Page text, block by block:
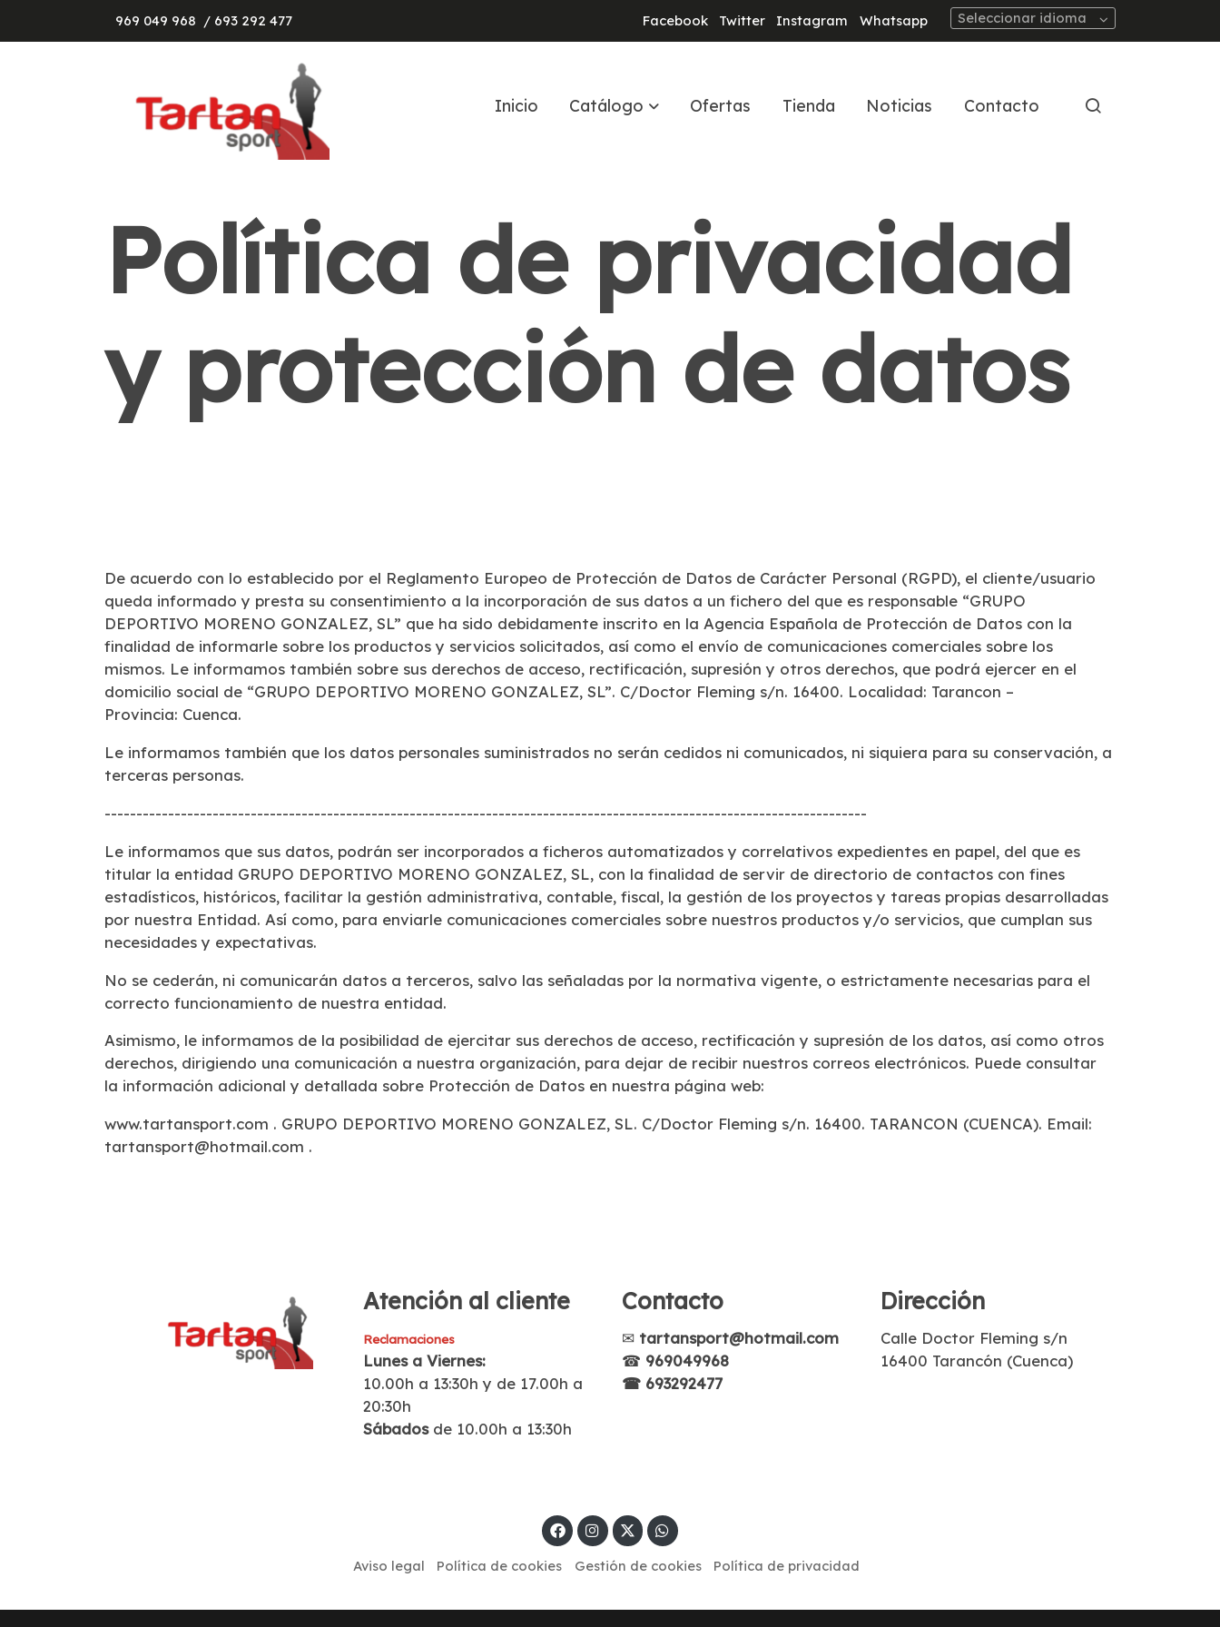
969 049 968 / 693 292 477 Facebook Twitter Instagram Whatsapp Seleccionar idioma
Inicio Catálogo Ofertas Tienda Noticias Contacto
Política de privacidad
y protección de datos
De acuerdo con lo establecido por el Reglamento Europeo de Protección de Datos de Carácter Personal (RGPD), el cliente/usuario
queda informado y presta su consentimiento a la incorporación de sus datos a un fichero del que es responsable “GRUPO
DEPORTIVO MORENO GONZALEZ, SL” que ha sido debidamente inscrito en la Agencia Española de Protección de Datos con la
finalidad de informarle sobre los productos y servicios solicitados, así como el envío de comunicaciones comerciales sobre los
mismos. Le informamos también sobre sus derechos de acceso, rectificación, supresión y otros derechos, que podrá ejercer en el
domicilio social de “GRUPO DEPORTIVO MORENO GONZALEZ, SL”. C/Doctor Fleming s/n. 16400. Localidad: Tarancon –
Provincia: Cuenca.
Le informamos también que los datos personales suministrados no serán cedidos ni comunicados, ni siquiera para su conservación, a
terceras personas.
------------------------------------------------------------------------------------------------------------------------
Le informamos que sus datos, podrán ser incorporados a ficheros automatizados y correlativos expedientes en papel, del que es
titular la entidad GRUPO DEPORTIVO MORENO GONZALEZ, SL, con la finalidad de servir de directorio de contactos con fines
estadísticos, históricos, facilitar la gestión administrativa, contable, fiscal, la gestión de los proyectos y tareas propias desarrolladas
por nuestra Entidad. Así como, para enviarle comunicaciones comerciales sobre nuestros productos y/o servicios, que cumplan sus
necesidades y expectativas.
No se cederán, ni comunicarán datos a terceros, salvo las señaladas por la normativa vigente, o estrictamente necesarias para el
correcto funcionamiento de nuestra entidad.
Asimismo, le informamos de la posibilidad de ejercitar sus derechos de acceso, rectificacióny supresión de los datos, así como otros
derechos, dirigiendo una comunicación a nuestra organización, para dejar de recibir nuestros correos electrónicos. Puede consultar
la información adicional y detallada sobre Protección de Datos en nuestra página web:
www.tartansport.com . GRUPO DEPORTIVO MORENO GONZALEZ, SL. C/Doctor Fleming s/n. 16400. TARANCON (CUENCA). Email:
tartansport@hotmail.com .
Atención al cliente
Reclamaciones
Lunes a Viernes:
10.00h a 13:30h y de 17.00h a
20:30h
Sábados de 10.00h a 13:30h
Contacto
✉ tartansport@hotmail.com
☎ 969049968
☎ 693292477
Dirección
Calle Doctor Fleming s/n
16400 Tarancón (Cuenca)
Aviso legal Política de cookies Gestión de cookies Política de privacidad